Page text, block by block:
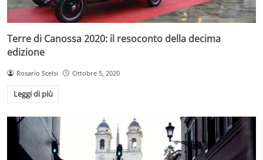
Terre di Canossa 2020: il resoconto della decima
edizione
Rosario Scelsi Ottobre 5, 2020
Leggi di più